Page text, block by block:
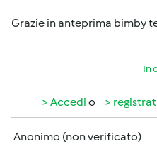
Grazie in anteprima bimby
In
Accedi o
Anonimo (non verificato)